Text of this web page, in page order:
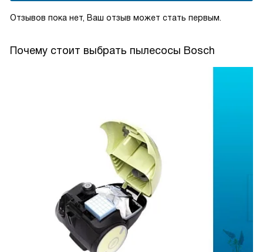
Отзывов пока нет, Ваш отзыв может стать первым.
Почему стоит выбрать пылесосы Bosch